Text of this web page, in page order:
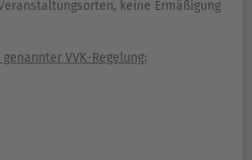
keine Ermäßigung
VVK-Regelung: